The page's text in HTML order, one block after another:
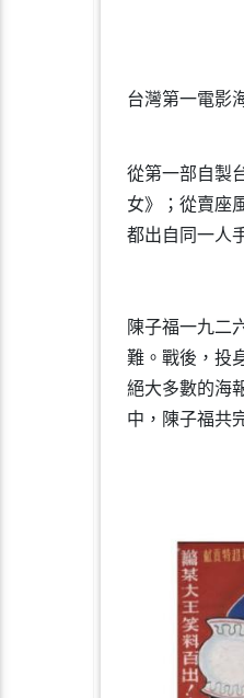
台灣第一電影
從第一部自製
女》；從賣座
都出自同一人
陳子福一九二
難。戰後，投
絕大多數的海
中，陳子福共